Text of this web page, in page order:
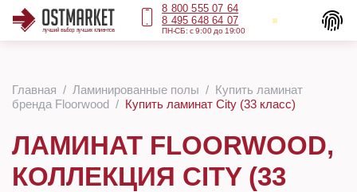
8 800 555 07 64
8 495 648 64 07
ПН-СБ: с 9:00 до 19:00
Главная Ламинированные полы
Купить ламинат
бренда Floorwood
Купить ламинат City (33 класс)
ЛАМИНАТ FLOORWOOD,
КОЛЛЕКЦИЯ CITY (33